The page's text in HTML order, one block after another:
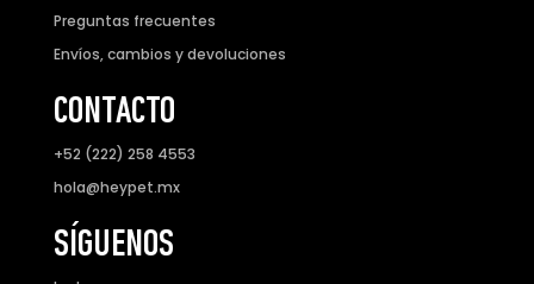
Preguntas frecuentes
Envíos, cambios y devoluciones
CONTACTO
+52 (222) 258 4553
hola@heypet.mx
SÍGUENOS